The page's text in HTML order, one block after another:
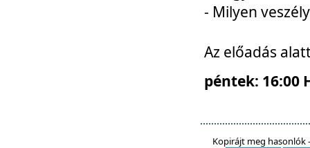
- Milyen
Az előadás
péntek: 16:00
Kopirájt meg hasonlók